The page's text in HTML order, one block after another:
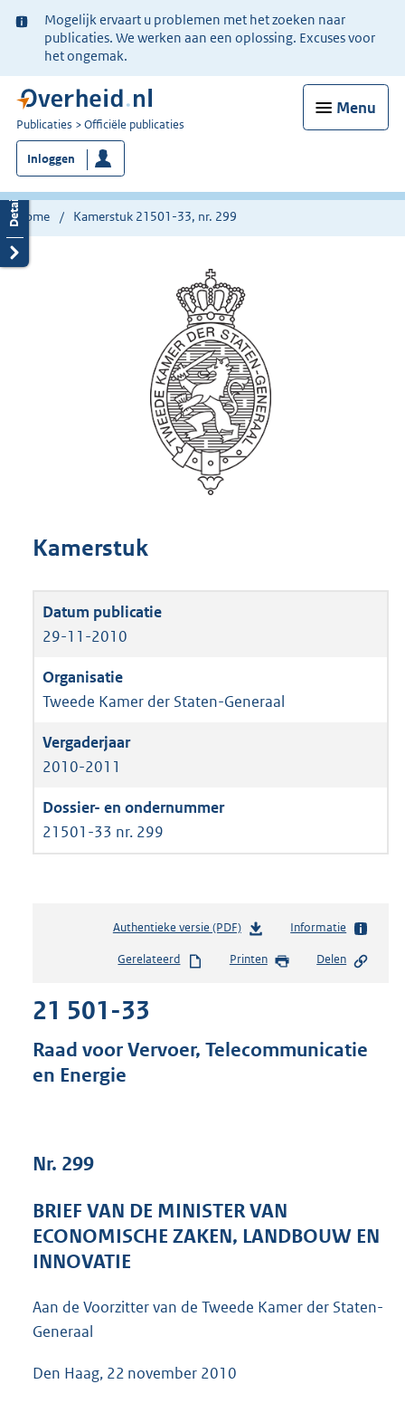
Ter
informatie:
Mogelijk ervaart u problemen met het zoeken naar
publicaties. We werken aan een oplossing. Excuses voor
het ongemak.
Menu
U
bent
nu
hier:
Publicaties Officiële publicaties
Inloggen
Home Kamerstuk 21501-33, nr. 299
Kamerstuk
29-11-2010
Tweede Kamer der Staten-Generaal
2010-2011
21501-33 nr. 299
Authentieke versie (PDF)b
s
s
:
7
Informatie
Gerelateerd Printen Delen
21 501-33
Raad voor Vervoer, Telecommunicatie
en Energie
Nr. 299
BRIEF VAN DE MINISTER VAN
ECONOMISCHE ZAKEN, LANDBOUW EN
INNOVATIE
Aan de Voorzitter van de Tweede Kamer der Staten-
Generaal
Den Haag, 22 november 2010